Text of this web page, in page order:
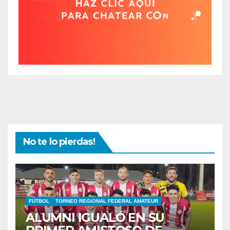
No te lo pierdas!
FÚTBOL TORNEO REGIONAL FEDERAL AMATEUR
ALUMNI IGUALÓ EN SU